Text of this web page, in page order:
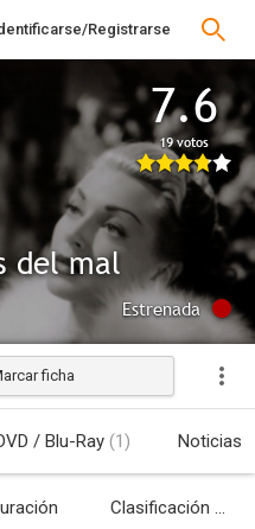
Registrarse
7.6
19 votos
del mal
Estrenada
ficha
/ Blu-Ray (1) Noticias
Clasificación por edades